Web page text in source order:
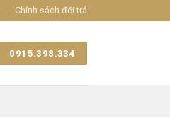
Chính sách đổi trả
0915.398.334